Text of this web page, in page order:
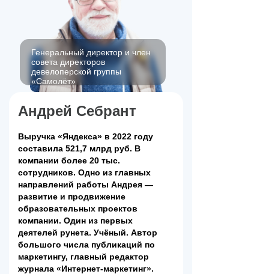
Андрей Себрант
Выручка «Яндекса» в 2022 году
составила 521,7 млрд руб. В
компании более 20 тыс.
сотрудников. Одно из главных
направлений работы Андрея —
развитие и продвижение
образовательных проектов
компании. Один из первых
деятелей рунета. Учёный. Автор
большого числа публикаций по
маркетингу, главный редактор
журнала «Интернет-маркетинг».
Генеральный директор и член
совета директоров
девелоперской группы
«Самолёт»